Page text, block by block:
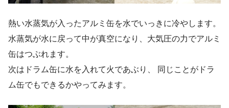
熱い水蒸気が入ったアルミ缶を水でいっきに冷やします。
水蒸気が水に戻って中が真空になり、大気圧の力でアルミ
缶はつぶれます。
次はドラム缶に水を入れて火であぶり、 同じことがドラ
ム缶でもできるかやってみます。